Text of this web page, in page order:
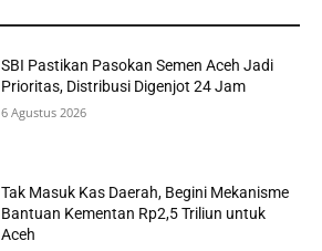
SBI Pastikan Pasokan Semen Aceh Jadi
Prioritas, Distribusi Digenjot 24 Jam
6 Agustus 2026
Tak Masuk Kas Daerah, Begini Mekanisme
Bantuan Kementan Rp2,5 Triliun untuk
Aceh